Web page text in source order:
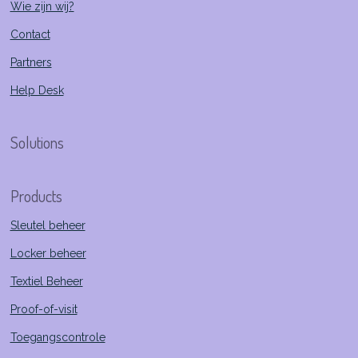
Wie zijn wij?
Contact
Partners
Help Desk
Solutions
Products
Sleutel beheer
Locker beheer
Textiel Beheer
Proof-of-visit
Toegangscontrole